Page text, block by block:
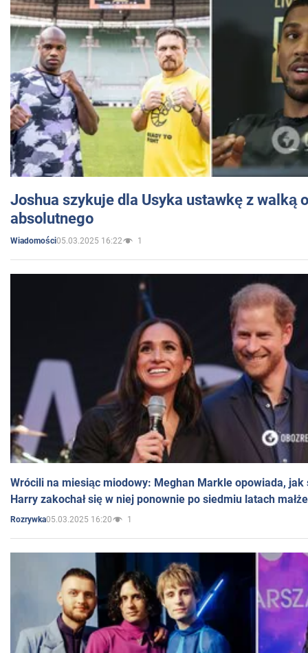
Joshua szykuje dla Usyka ustawkę z walką
absolutnego
Wiadomości05.03.2025 16:22 1
Wrócili na miesiąc miodowy: Meghan Markle opowiada, jak
Harry zakochał się w niej ponownie po siedmiu latach
Rozrywka05.03.2025 16:20 1